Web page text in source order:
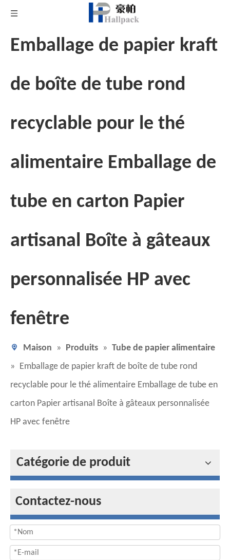
Emballage de papier kraft
de boîte de tube rond
recyclable pour le thé
alimentaire Emballage de
tube en carton Papier
artisanal Boîte à gâteaux
personnalisée HP avec
fenêtre
Maison » Produits » Tube de papier alimentaire
» Emballage de papier kraft de boîte de tube rond
recyclable pour le thé alimentaire Emballage de tube en
carton Papier artisanal Boîte à gâteaux personnalisée
HP avec fenêtre
Catégorie de produit
Contactez-nous